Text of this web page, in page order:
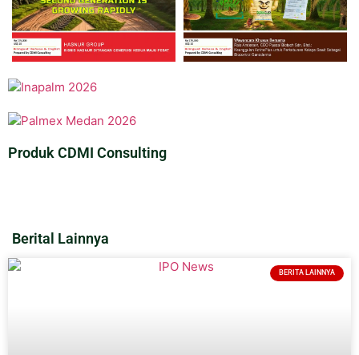
Produk CDMI Consulting
Berital Lainnya
BERITA LAINNYA